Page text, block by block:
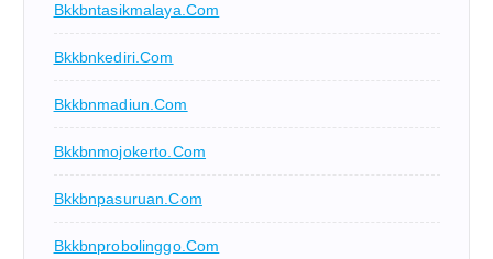
Bkkbntasikmalaya.com
Bkkbnkediri.com
Bkkbnmadiun.com
Bkkbnmojokerto.com
Bkkbnpasuruan.com
Bkkbnprobolinggo.com